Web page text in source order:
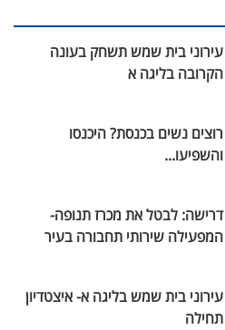
עירוני בית שמש תשחק בעונה
הקרובה בליגה א
רוצים נשים בכנסת? היכנסו
והשפיעו...
דרישה: לבטל את מכרז תנופה-
המפעילה שירותי תחבורה בעיר
עירוני בית שמש בליגה א- איצטדיון
תחילה